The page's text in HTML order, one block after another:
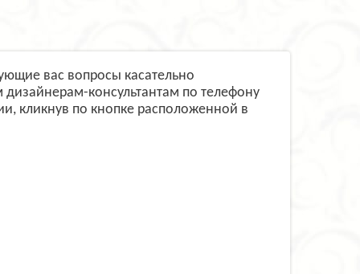
вас вопросы касательно
консультантам по телефону
кликнув по кнопке расположенной в